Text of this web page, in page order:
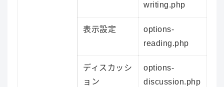
writing.php
表示設定
options-
reading.php
ディスカッシ
ョン
options-
discussion.php